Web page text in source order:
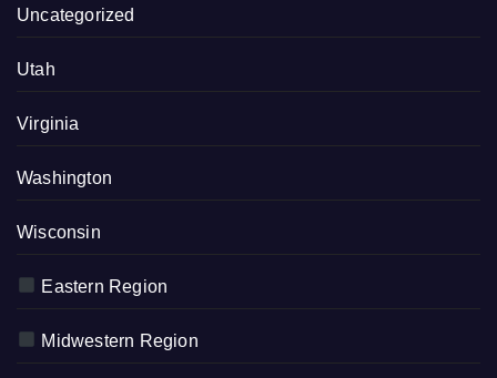
Uncategorized
Utah
Virginia
Washington
Wisconsin
Eastern Region
Midwestern Region